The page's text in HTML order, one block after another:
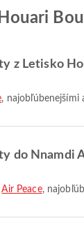
z Letisko
, najobľúbenejšími
do
Air Peace,